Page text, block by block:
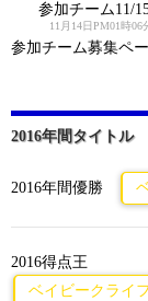
参加チーム11/
11月14日PM01時06
参加チーム募集ペ
2016年間タイトル
2016年間優勝
2016得点王
ベイビークライ